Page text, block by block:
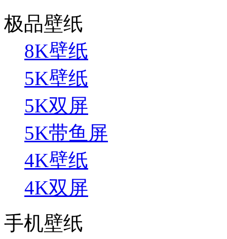
极品壁纸
8K壁纸
5K壁纸
5K双屏
5K带鱼屏
4K壁纸
4K双屏
手机壁纸